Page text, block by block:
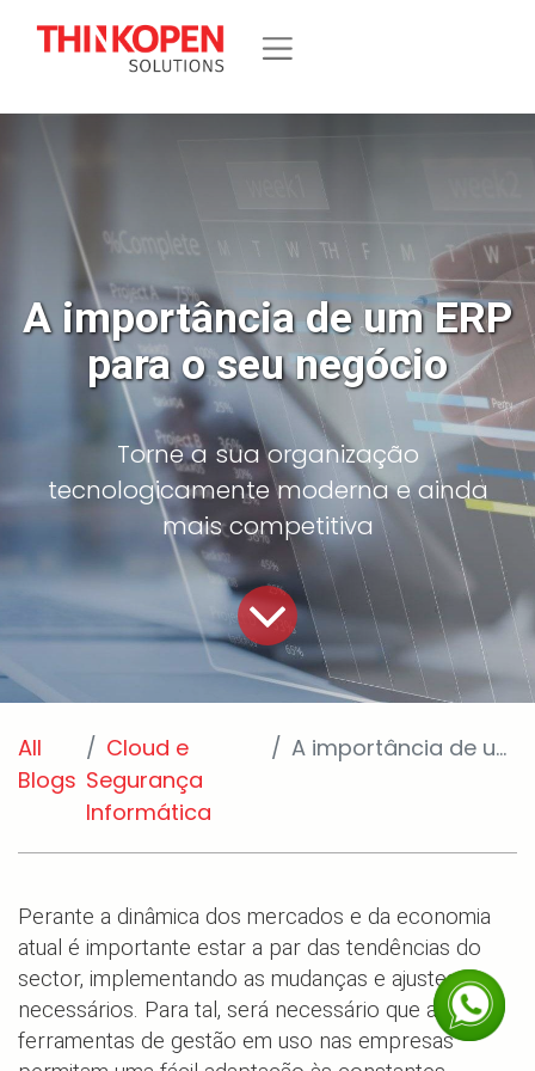
A importância de um ERP
para o seu negócio
Torne a sua organização
tecnologicamente moderna e ainda
mais competitiva
All
Blogs
Cloud e
Segurança
Informática
A importância de um ERP para o seu negócio
Perante a dinâmica dos mercados e da economia
atual é importante estar a par das tendências do
sector, implementando as mudanças e ajustes
necessários. Para tal, será necessário que as
ferramentas de gestão em uso nas empresas